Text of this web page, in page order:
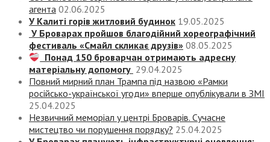
агента 02.06.2025
У Калиті горів житловий будинок 19.05.2025
У Броварах пройшов благодійний хореографічний
фестиваль «Смайл скликає друзів» 08.05.2025
Понад 150 броварчан отримають адресну
матеріальну допомогу 29.04.2025
Повний мирний план Трампа під назвою «‎Рамки
російсько-української угоди» вперше опублікували в ЗМІ
25.04.2025
Незвичний меморіал у центрі Броварів. Сучасне
мистецтво чи порушення порядку? 25.04.2025